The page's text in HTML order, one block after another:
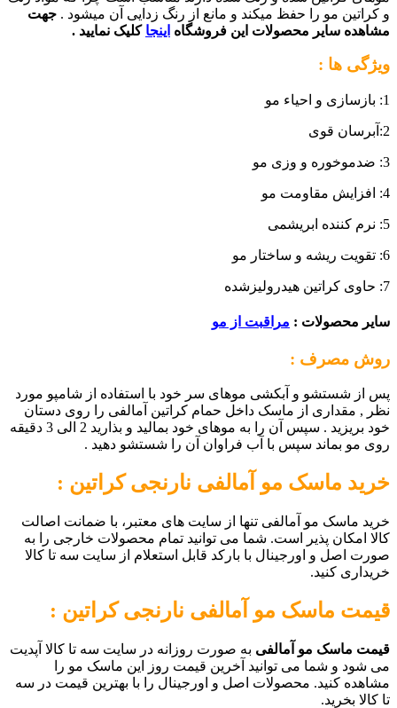
و کراتین مو را حفظ میکند و مانع از رنگ زدایی آن میشود . جهت
مشاهده سایر محصولات این فروشگاه اینجا کلیک نمایید .
ویژگی ها :
1: بازسازی و احیاء مو
2:آبرسان قوی
3: ضدموخوره و وزی مو
4: افزایش مقاومت مو
5: نرم کننده ابریشمی
6: تقویت ریشه و ساختار مو
7: حاوی کراتین هیدرولیزشده
سایر محصولات : مراقبت از مو
روش مصرف :
پس از شستشو و آبکشی موهای سر خود با استفاده از شامپو مورد
نظر , مقداری از ماسک داخل حمام کراتین آمالفی را روی دستان
خود بریزید . سپس آن را به موهای خود بمالید و بذارید 2 الی 3 دقیقه
روی مو بماند سپس با آب فراوان آن را شستشو دهید .
خرید ماسک مو آمالفی نارنجی کراتین :
خرید ماسک مو آمالفی تنها از سایت های معتبر، با ضمانت اصالت
کالا امکان پذیر است. شما می توانید تمام محصولات خارجی را به
صورت اصل و اورجینال با بارکد قابل استعلام از سایت سه تا کالا
خریداری کنید.
قیمت ماسک مو آمالفی نارنجی کراتین :
قیمت ماسک مو آمالفی به صورت روزانه در سایت سه تا کالا آپدیت
می شود و شما می توانید آخرین قیمت روز این ماسک مو را
مشاهده کنید. محصولات اصل و اورجینال را با بهترین قیمت در سه
تا کالا بخرید.